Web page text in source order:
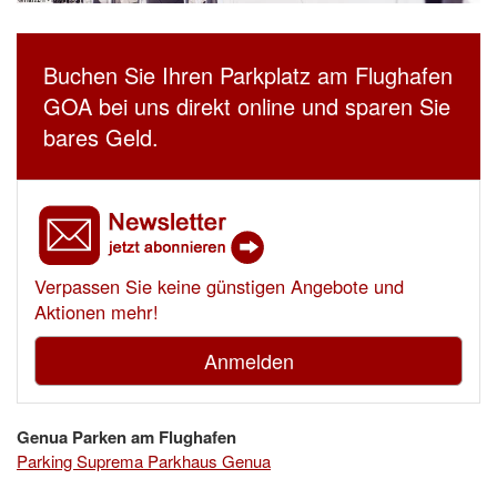
Buchen Sie Ihren Parkplatz am Flughafen
GOA bei uns direkt online und sparen Sie
bares Geld.
Verpassen Sie keine günstigen Angebote und
Aktionen mehr!
Anmelden
Genua Parken am Flughafen
Parking Suprema Parkhaus Genua